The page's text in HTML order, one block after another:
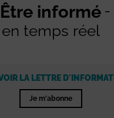
Être informé
en temps réel
LA LETTRE
Je m'abonne